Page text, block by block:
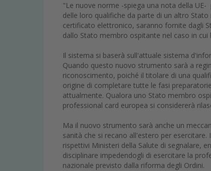
"Le nuove norme -spiega una nota della
delle loro qualifiche da parte di un altro
certificato elettronico, saranno fornite dagli
dallo Stato membro ospitante nel caso in
Il sistema si baserà sull'attuale sistema
Quando questo nuovo strumento sarà a
riconoscimento, poiché il titolare di una
origine di completare tutte le fasi
attualmente. Qualora uno Stato membro
professional card europea si considererà
Ma il nuovo strumento sarà anche un
sanità che si recano all'estero per
rispettivi Ministeri della Salute di segnalare,
disciplinare impedendogli di esercitare la
nazionale previsto dalla riforma degli Ordini.